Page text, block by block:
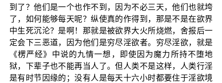
到了？他们是一个也作不到，因为不必三天，他们也就垮
了，如何能够每天呢？纵使真的作得到，那是不是在欲界
中生死沉沦？是啊！那就是被欲界大火所烧燃，舍报后一
定会下三恶道，因为他们是穷尽淫欲者。穷尽淫欲，就是
《楞严经》中说的九情一想，即使因为魔力所持不堕地
狱，下辈子也不能再当人了。但人类不是这样，人类行淫
是有时节因缘的；没有人是每天十六小时都要住于淫欲境